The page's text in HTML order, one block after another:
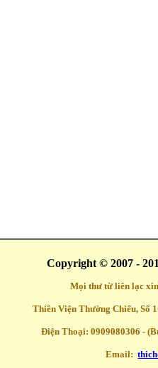
Copyright © 2007 -
Mọi thư từ liên lạc
Thiền Viện Thường Chiếu, Số
Điện Thoại: 0909080306 -
Email: